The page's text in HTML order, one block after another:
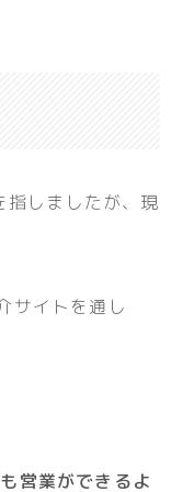
指しましたが、現
サイトを通し
営業ができるよ